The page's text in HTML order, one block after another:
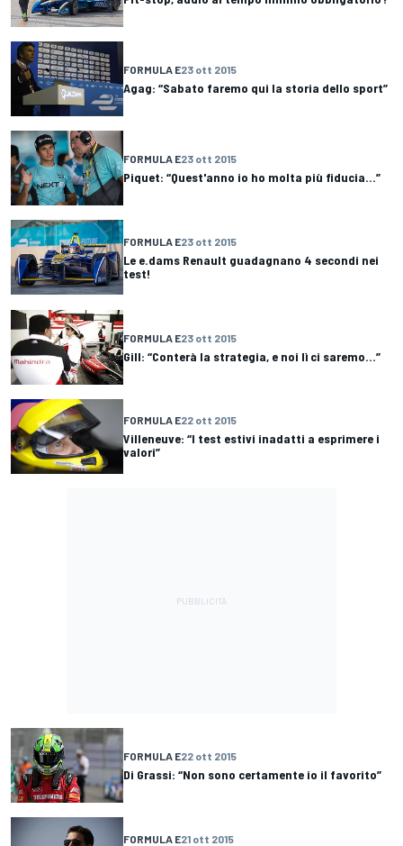
FORMULA E23 ott 2015
Agag: “Sabato faremo qui la storia dello sport”
FORMULA E23 ott 2015
Piquet: “Quest'anno io ho molta più fiducia...”
FORMULA E23 ott 2015
Le e.dams Renault guadagnano 4 secondi nei
test!
FORMULA E23 ott 2015
Gill: “Conterà la strategia, e noi lì ci saremo...”
FORMULA E22 ott 2015
Villeneuve: “I test estivi inadatti a esprimere i
valori”
FORMULA E22 ott 2015
Di Grassi: “Non sono certamente io il favorito”
FORMULA E21 ott 2015